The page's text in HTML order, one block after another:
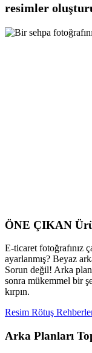
resimler
ÖNE ÇIKAN
E-ticaret fotoğrafınız
ayarlanmış? Beyaz
Sorun değil! Arka
sonra mükemmel bir
kırpın.
Resim Rötuş
Arka Planları